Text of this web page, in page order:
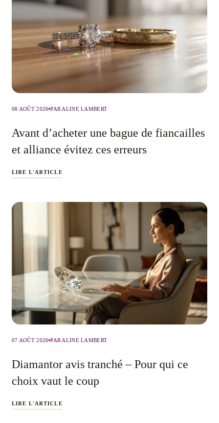
08 AOÛT 2026 PAR ALINE LAMBERT
Avant d’acheter une bague de fiancailles
et alliance évitez ces erreurs
LIRE L'ARTICLE
07 AOÛT 2026 PAR ALINE LAMBERT
Diamantor avis tranché – Pour qui ce
choix vaut le coup
LIRE L'ARTICLE